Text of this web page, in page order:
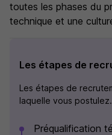
toutes les phases du
technique et une
Les étapes de
Les étapes de
laquelle vous postulez.
Préqualification